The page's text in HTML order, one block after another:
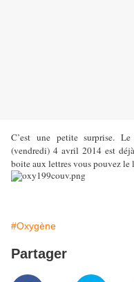
C’est une petite surprise.
(vendredi) 4 avril 2014 est
boite aux lettres vous pouvez
#Oxygène
Partager